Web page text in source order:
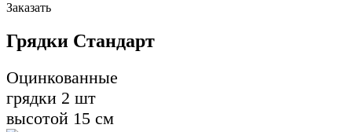
Заказать
Грядки Стандарт
Оцинкованные
грядки 2 шт
высотой 15 см